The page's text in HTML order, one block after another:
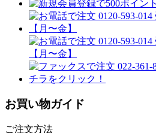
お買い物ガイド
ご注文方法